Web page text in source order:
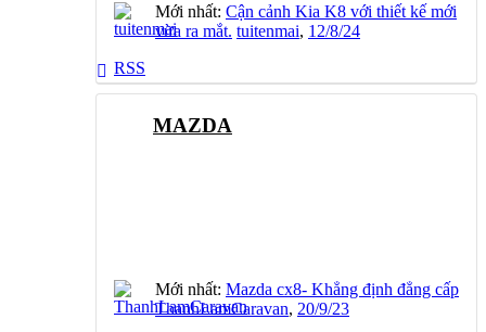
Mới nhất: Cận cảnh Kia K8 với thiết kế mới
vừa ra mắt. tuitenmai, 12/8/24
RSS
MAZDA
Mới nhất: Mazda cx8- Khẳng định đẳng cấp
ThanhLamCaravan, 20/9/23